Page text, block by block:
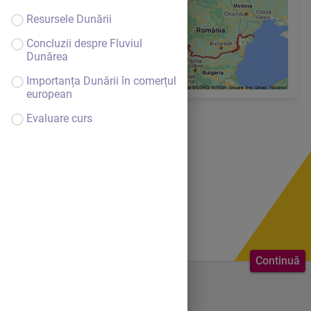
Resursele Dunării
Concluzii despre Fluviul
Dunărea
Importanța Dunării în comerțul
european
Evaluare curs
Continuă